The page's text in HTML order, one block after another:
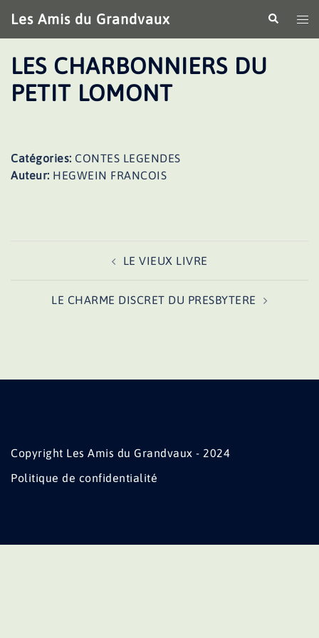
au
contenu
Les Amis du Grandvaux
le
LES CHARBONNIERS DU
PETIT LOMONT
Catégories: CONTES LEGENDES
Auteur: HEGWEIN FRANCOIS
LE VIEUX LIVRE
LE CHARME DISCRET DU PRESBYTERE
Copyright Les Amis du Grandvaux - 2024
Politique de confidentialité